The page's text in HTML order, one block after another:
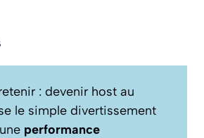
: devenir host au
le simple divertissement
performance